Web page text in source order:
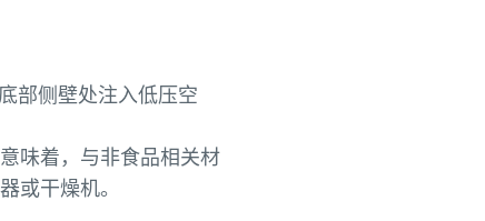
部侧壁处注入低压空
味着，与非食品相关材
或干燥机。